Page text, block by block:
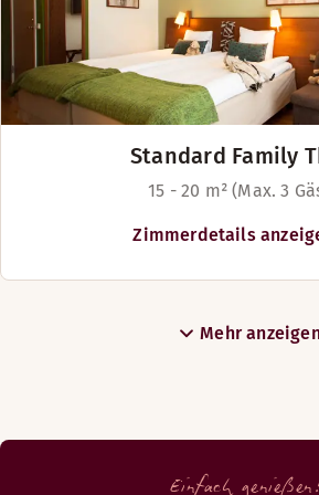
Standard Family
15 - 20 m² (Max. 3
Zimmerdetails
Mehr
Einfach